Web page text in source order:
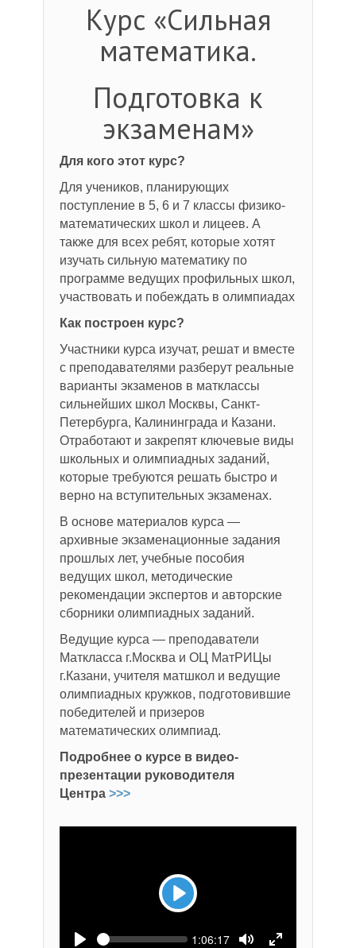
Курс «Сильная
математика.
Подготовка к
экзаменам»
Для кого этот курс?
Для учеников, планирующих
поступление в 5, 6 и 7 классы физико-
математических школ и лицеев. А
также для всех ребят, которые хотят
изучать сильную математику по
программе ведущих профильных школ,
участвовать и побеждать в олимпиадах
Как построен курс?
Участники курса изучат, решат и вместе
с преподавателями разберут реальные
варианты экзаменов в матклассы
сильнейших школ Москвы, Санкт-
Петербурга, Калининграда и Казани.
Отработают и закрепят ключевые виды
школьных и олимпиадных заданий,
которые требуются решать быстро и
верно на вступительных экзаменах.
В основе материалов курса —
архивные экзаменационные задания
прошлых лет, учебные пособия
ведущих школ, методические
рекомендации экспертов и авторские
сборники олимпиадных заданий.
Ведущие курса — преподаватели
Маткласса г.Москва и ОЦ МатРИЦы
г.Казани, учителя матшкол и ведущие
олимпиадных кружков, подготовившие
победителей и призеров
математических олимпиад.
Подробнее о курсе в видео-
презентации руководителя
Центра >>>
Play
Seek Current
1:06:17